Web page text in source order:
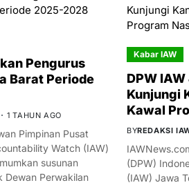
Pengurus
Barat Periode
1 TAHUN AGO
Pimpinan Pusat
Watch (IAW)
susunan
Dewan Perwakilan
Kabar IAW
DPW
Kunjungi
Kawal
BYREDAKSI
(DPW)
(IAW) Jawa